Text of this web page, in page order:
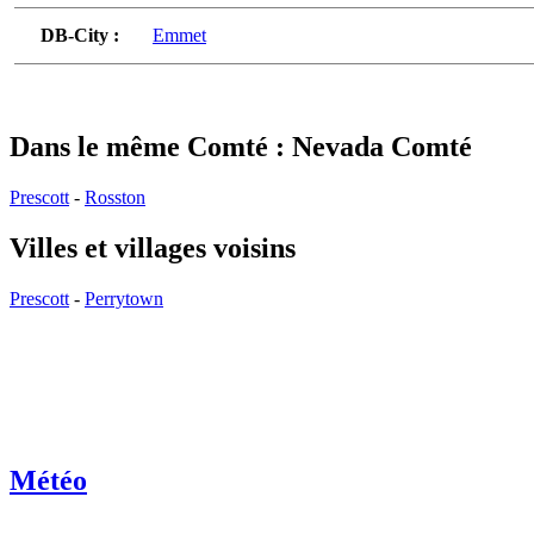
DB-City : Emmet
Dans le même Comté : Nevada Comté
Prescott - Rosston
Villes et villages voisins
Prescott - Perrytown
Météo